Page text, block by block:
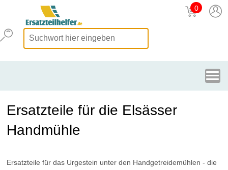
0
Ersatzteile für die Elsässer
Handmühle
Ersatzteile für das Urgestein unter den Handgetreidemühlen - die